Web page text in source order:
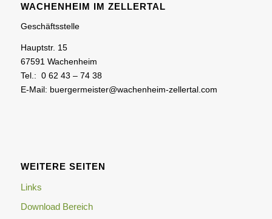
WACHENHEIM IM ZELLERTAL
Geschäftsstelle
Hauptstr. 15
67591 Wachenheim
Tel.: 0 62 43 – 74 38
E-Mail: buergermeister@wachenheim-zellertal.com
WEITERE SEITEN
Links
Download Bereich